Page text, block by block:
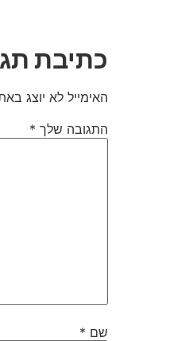
כתיבת
האימייל לא יוצג
התגובה שלך *
שם *